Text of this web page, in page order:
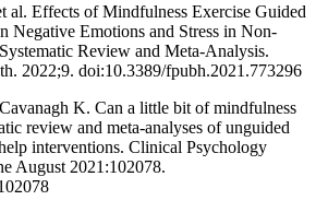
al. Effects of Mindfulness Exercise Guided
Negative Emotions and Stress in Non-
Review and Meta-Analysis.
2022;9. doi:10.3389/fpubh.2021.773296
K. Can a little bit of mindfulness
review and meta-analyses of unguided
interventions. Clinical Psychology
August 2021:102078.